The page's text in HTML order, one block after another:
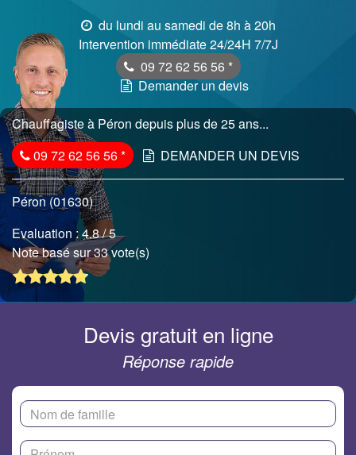
du lundi au samedi de 8h à 20h
Intervention immédiate 24/24H 7/7J
09 72 62 56 56 *
Demander un devis
Chauffagiste à Péron depuis plus de 25 ans...
09 72 62 56 56* DEMANDER UN DEVIS
Péron (01630)
Evaluation :4.8/ 5
Note basé sur 33 vote(s)
Devis gratuit en ligne
Réponse rapide